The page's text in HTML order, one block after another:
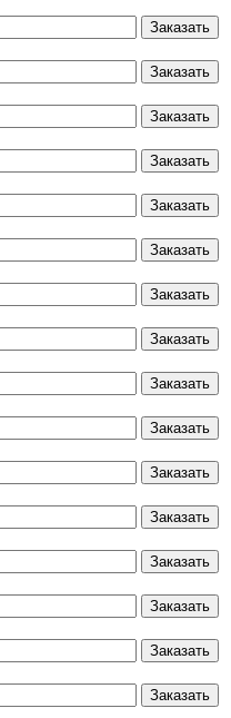
Заказать
Заказать
Заказать
Заказать
Заказать
Заказать
Заказать
Заказать
Заказать
Заказать
Заказать
Заказать
Заказать
Заказать
Заказать
Заказать